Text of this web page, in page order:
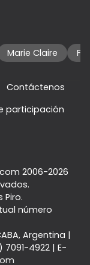
Marie Claire
Contáctenos
participación
2006-2026
Piro.
número
Argentina |
7091-4922| E-